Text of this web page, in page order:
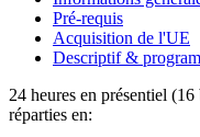
Pré-requis
Acquisition de l'UE
Descriptif &
24 heures en présentiel
réparties en: